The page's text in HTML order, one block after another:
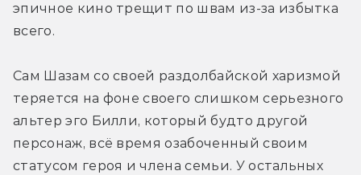
эпичное кино трещит по швам из-за избытка
всего.
Сам Шазам со своей раздолбайской харизмой
теряется на фоне своего слишком серьезного
альтер эго Билли, который будто другой
персонаж, всё время озабоченный своим
статусом героя и члена семьи. У остальных